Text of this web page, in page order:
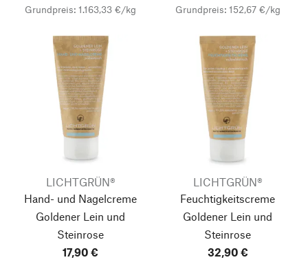
Grundpreis: 1.163,33 €/kg Grundpreis: 152,67 €/kg
LICHTGRÜN®
Hand- und Nagelcreme
Goldener Lein und
Steinrose
17,90 €
LICHTGRÜN®
Feuchtigkeitscreme
Goldener Lein und
Steinrose
32,90 €